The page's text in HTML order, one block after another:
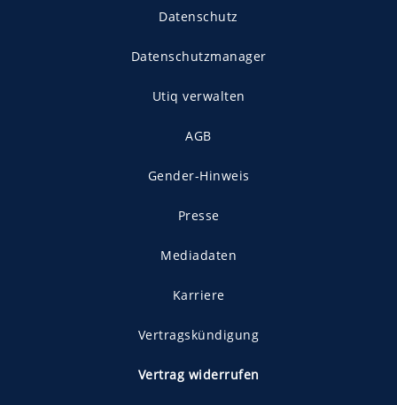
Datenschutz
Datenschutzmanager
Utiq verwalten
AGB
Gender-Hinweis
Presse
Mediadaten
Karriere
Vertragskündigung
Vertrag widerrufen